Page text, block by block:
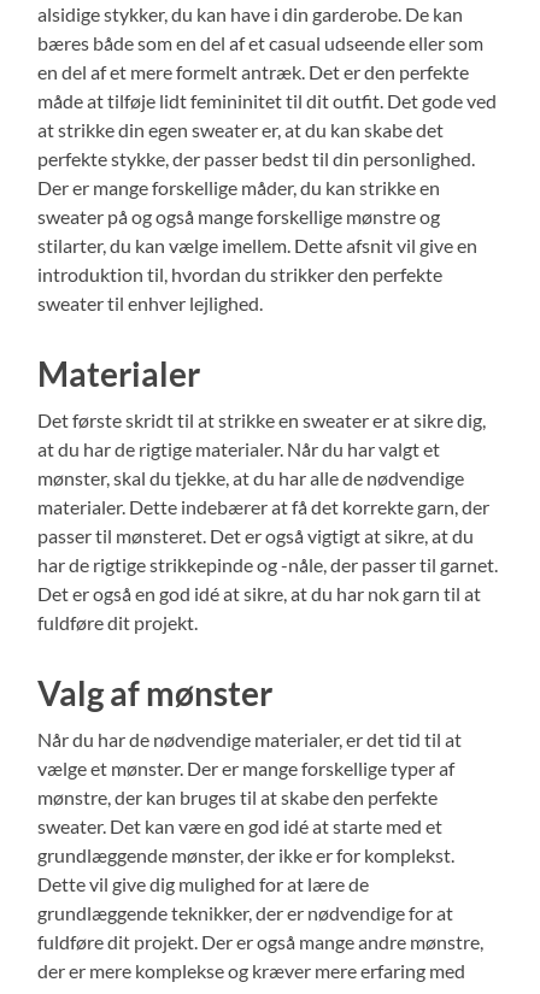
alsidige stykker, du kan have i din garderobe. De kan
bæres både som en del af et casual udseende eller som
en del af et mere formelt antræk. Det er den perfekte
måde at tilføje lidt femininitet til dit outfit. Det gode ved
at strikke din egen sweater er, at du kan skabe det
perfekte stykke, der passer bedst til din personlighed.
Der er mange forskellige måder, du kan strikke en
sweater på og også mange forskellige mønstre og
stilarter, du kan vælge imellem. Dette afsnit vil give en
introduktion til, hvordan du strikker den perfekte
sweater til enhver lejlighed.
Materialer
Det første skridt til at strikke en sweater er at sikre dig,
at du har de rigtige materialer. Når du har valgt et
mønster, skal du tjekke, at du har alle de nødvendige
materialer. Dette indebærer at få det korrekte garn, der
passer til mønsteret. Det er også vigtigt at sikre, at du
har de rigtige strikkepinde og -nåle, der passer til garnet.
Det er også en god idé at sikre, at du har nok garn til at
fuldføre dit projekt.
Valg af mønster
Når du har de nødvendige materialer, er det tid til at
vælge et mønster. Der er mange forskellige typer af
mønstre, der kan bruges til at skabe den perfekte
sweater. Det kan være en god idé at starte med et
grundlæggende mønster, der ikke er for komplekst.
Dette vil give dig mulighed for at lære de
grundlæggende teknikker, der er nødvendige for at
fuldføre dit projekt. Der er også mange andre mønstre,
der er mere komplekse og kræver mere erfaring med